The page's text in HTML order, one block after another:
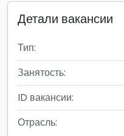
Детали вакансии
Тип:
Занятость:
ID вакансии:
Отрасль: